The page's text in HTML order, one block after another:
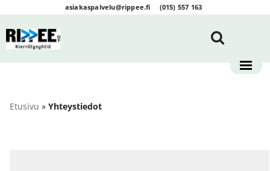
Siirry
suoraan
sisältöön
asiakaspalvelu@rippee.fi (015) 557 163
Etusivu » Yhteystiedot